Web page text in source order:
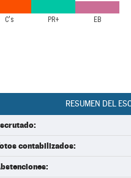
C's PR+ EB
RESUMEN DEL
contabilizados: